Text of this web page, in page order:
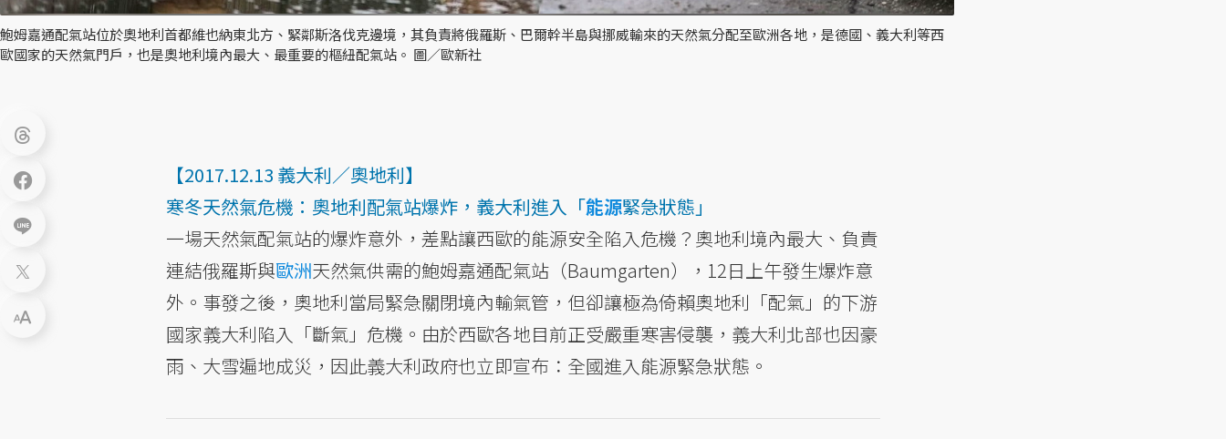
鮑姆嘉通配氣站位於奧地利首都維也納東北方、緊鄰斯洛伐克邊境，其負責將俄羅斯、巴爾幹半島與挪威輸來的天然氣分配至歐洲各地，是德國、義大利等西
歐國家的天然氣門戶，也是奧地利境內最大、最重要的樞紐配氣站。 圖／歐新社
【2017.12.13 義大利／奧地利】
寒冬天然氣危機：奧地利配氣站爆炸，義大利進入「能源緊急狀態」
一場天然氣配氣站的爆炸意外，差點讓西歐的能源安全陷入危機？奧地利境內最大、負責
連結俄羅斯與歐洲天然氣供需的鮑姆嘉通配氣站（Baumgarten），12日上午發生爆炸意
外。事發之後，奧地利當局緊急關閉境內輸氣管，但卻讓極為倚賴奧地利「配氣」的下游
國家義大利陷入「斷氣」危機。由於西歐各地目前正受嚴重寒害侵襲，義大利北部也因豪
雨、大雪遍地成災，因此義大利政府也立即宣布：全國進入能源緊急狀態。